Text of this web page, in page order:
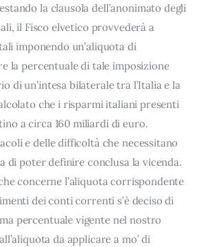
la clausola dell’anonimato degli
il Fisco elvetico provvederà a
imponendo un’aliquota di
la percentuale di tale imposizione
di un’intesa bilaterale tra l’Italia e la
che i risparmi italiani presenti
a circa 160 miliardi di euro.
e delle difficoltà che necessitano
di poter definire conclusa la vicenda.
concerne l’aliquota corrispondente
dei conti correnti s’è deciso di
percentuale vigente nel nostro
da applicare a mo’ di